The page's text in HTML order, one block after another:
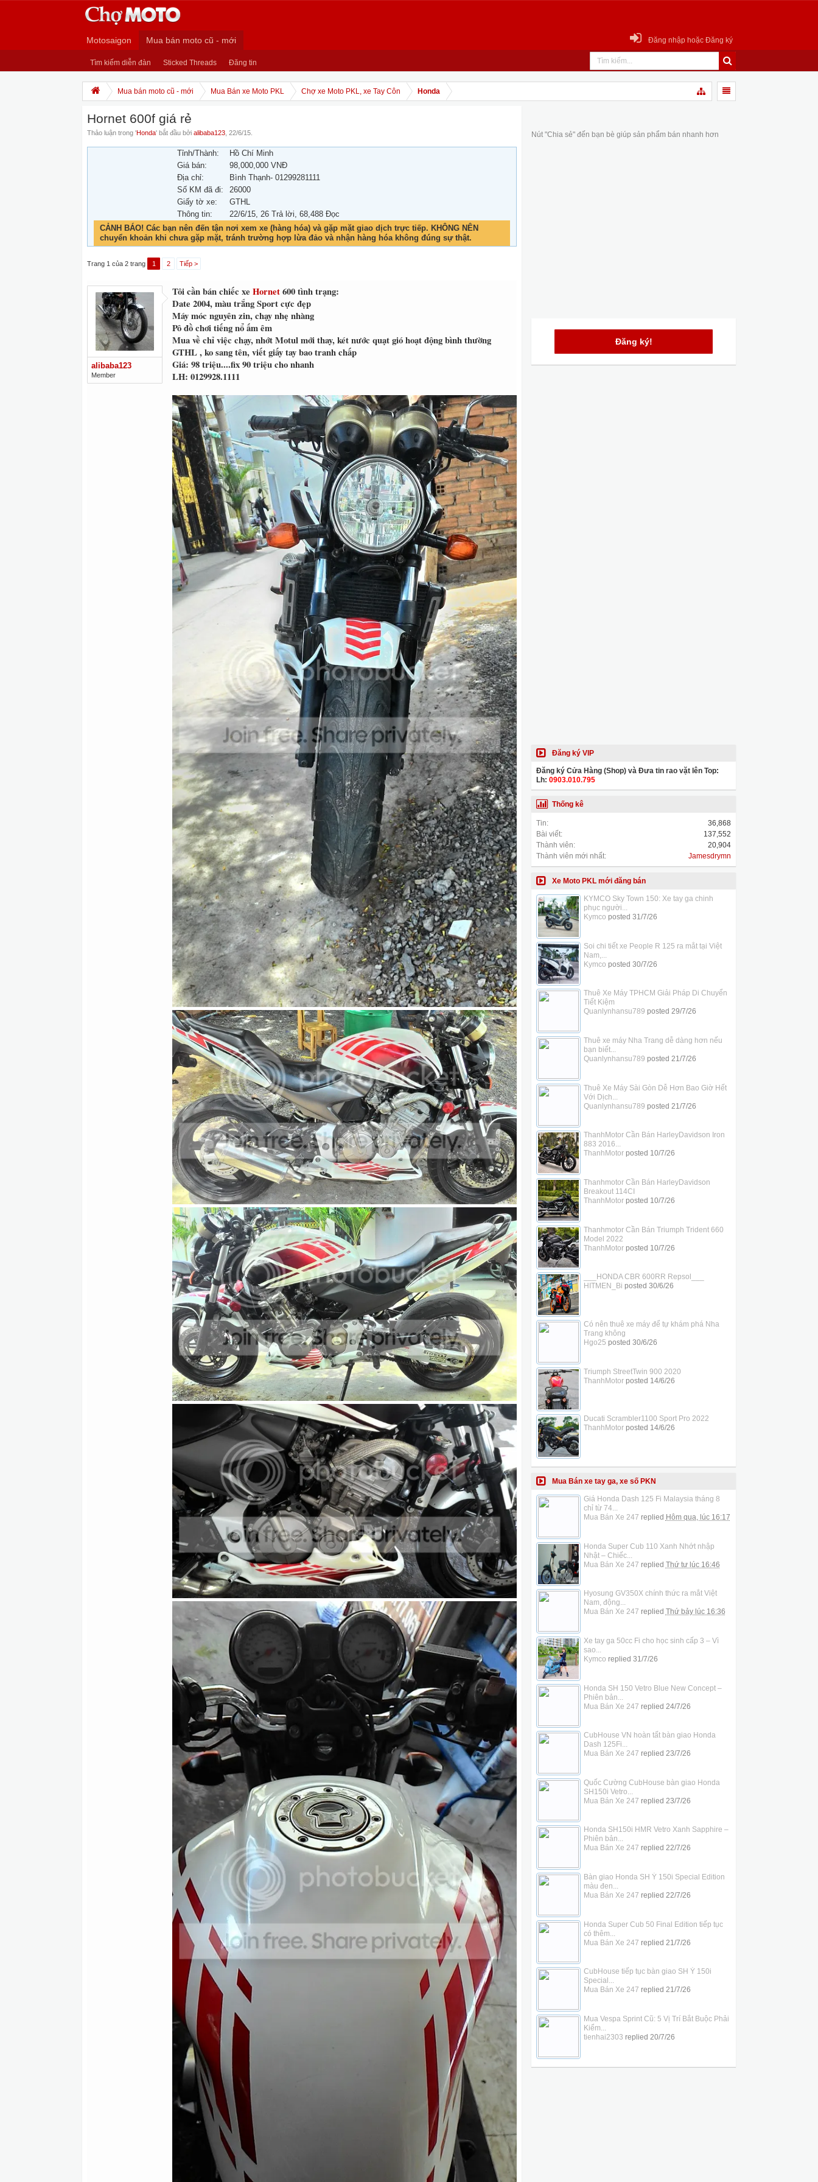
Motosaigon Mua bán moto cũ - mới
Tìm kiếm diễn đàn Sticked Threads Đăng tin
Đăng nhập hoặc Đăng ký
Mua bán moto cũ - mới Mua Bán xe Moto PKL Chợ xe Moto PKL, xe Tay Côn Honda
Hornet 600f giá rẻ
Thảo luận trong 'Honda' bắt đầu bởi alibaba123 22/6/15
Tỉnh/Thành:
Hồ Chí Minh
Giá bán:
98,000,000 VNĐ
Địa chỉ:
Bình Thạnh- 01299281111
Số KM đã đi:
26000
Giấy tờ xe:
GTHL
Thông tin:
22/6/15, 26 Trả lời, 68,488 Đọc
CẢNH BÁO! Các bạn nên đến tận nơi xem xe (hàng hóa) và gặp mặt giao dịch trực tiếp. KHÔNG NÊN
chuyển khoản khi chưa gặp mặt, tránh trường hợp lừa đảo và nhận hàng hóa không đúng sự thật.
Trang 1 của 2 trang 1 2 Tiếp >
alibaba123
Member
Tôi cần bán chiếc xe Hornet600 tình trạng:
Date 2004, màu trắng Sport cực đẹp
Máy móc nguyên zin, chạy nhẹ nhàng
Pô đồ chơi tiếng nổ ấm êm
Mua về chỉ việc chạy, nhớt Motul mới thay, két nước quạt gió hoạt động bình thường
GTHL , ko sang tên, viết giấy tay bao tranh chấp
Giá: 98 triệu....fix 90 triệu cho nhanh
LH: 0129928.1111
Nút "Chia sẻ" đến bạn bè giúp sản phẩm bán nhanh hơn
Đăng ký!
Đăng ký VIP
Đăng ký Cửa Hàng (Shop) và Đưa tin rao vặt lên Top:
Lh: 0903.010.795
Thống kê
Tin:
36,868
Bài viết:
137,552
Thành viên:
20,904
Thành viên mới nhất:
Jamesdrymn
Xe Moto PKL mới đăng bán
KYMCO Sky Town 150: Xe tay ga chinh
phục người...
Kymco posted 31/7/26
Soi chi tiết xe People R 125 ra mắt tại Việt
Nam,...
Kymco posted 30/7/26
Thuê Xe Máy TPHCM Giải Pháp Di Chuyển
Tiết Kiệm
Quanlynhansu789 posted 29/7/26
Thuê xe máy Nha Trang dễ dàng hơn nếu
bạn biết...
Quanlynhansu789 posted 21/7/26
Thuê Xe Máy Sài Gòn Dễ Hơn Bao Giờ Hết
Với Dịch...
Quanlynhansu789 posted 21/7/26
ThanhMotor Cần Bán HarleyDavidson Iron
883 2016...
ThanhMotorposted 10/7/26
Thanhmotor Cần Bán HarleyDavidson
Breakout 114CI
ThanhMotorposted 10/7/26
Thanhmotor Cần Bán Triumph Trident 660
Model 2022
ThanhMotorposted 10/7/26
___HONDA CBR 600RR Repsol___
HITMEN_Bi posted 30/6/26
Có nên thuê xe máy để tự khám phá Nha
Trang không
Hgo25 posted 30/6/26
Triumph StreetTwin 900 2020
ThanhMotorposted 14/6/26
Ducati Scrambler1100 Sport Pro 2022
ThanhMotorposted 14/6/26
Mua Bán xe tay ga, xe số PKN
Giá Honda Dash 125 Fi Malaysia tháng 8
chỉ từ 74...
Mua Bán Xe 247 replied Hôm qua, lúc 16:17
Honda Super Cub 110 Xanh Nhớt nhập
Nhật – Chiếc...
Mua Bán Xe 247 replied Thứ tư lúc 16:46
Hyosung GV350X chính thức ra mắt Việt
Nam, động...
Mua Bán Xe 247 replied Thứ bảy lúc 16:36
Xe tay ga 50cc Fi cho học sinh cấp 3 – Vì
sao...
Kymco replied 31/7/26
Honda SH 150 Vetro Blue New Concept –
Phiên bản...
Mua Bán Xe 247 replied 24/7/26
CubHouse VN hoàn tất bàn giao Honda
Dash 125Fi...
Mua Bán Xe 247 replied 23/7/26
Quốc Cường CubHouse bàn giao Honda
SH150i Vetro...
Mua Bán Xe 247 replied 23/7/26
Honda SH150i HMR Vetro Xanh Sapphire –
Phiên bản...
Mua Bán Xe 247 replied 22/7/26
Bàn giao Honda SH Ý 150i Special Edition
màu đen...
Mua Bán Xe 247 replied 22/7/26
Honda Super Cub 50 Final Edition tiếp tục
có thêm...
Mua Bán Xe 247 replied 21/7/26
CubHouse tiếp tục bàn giao SH Ý 150i
Special...
Mua Bán Xe 247 replied 21/7/26
Mua Vespa Sprint Cũ: 5 Vị Trí Bắt Buộc Phải
Kiểm...
tienhai2303 replied 20/7/26